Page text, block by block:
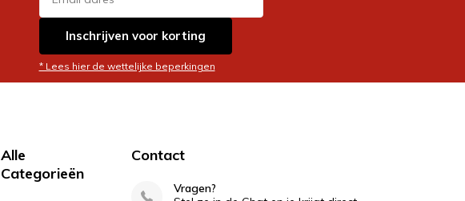
Inschrijven voor korting
* Lees hier de wettelijke beperkingen
Alle
Categorieën
Contact
Vragen?